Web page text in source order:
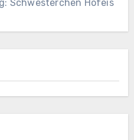
Schwesterchen Hofeis